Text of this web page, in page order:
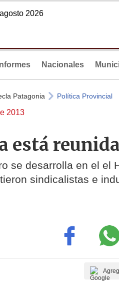
2026
Informes Nacionales
Patagonia Política Provincial
2013
está
se desarrolla en el el
sindicalistas e